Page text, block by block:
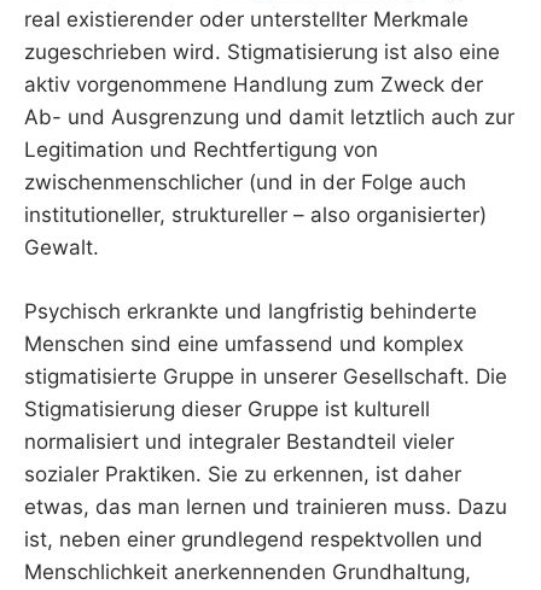
real existierender oder unterstellter Merkmale
zugeschrieben wird. Stigmatisierung ist also eine
aktiv vorgenommene Handlung zum Zweck der
Ab- und Ausgrenzung und damit letztlich auch zur
Legitimation und Rechtfertigung von
zwischenmenschlicher (und in der Folge auch
institutioneller, struktureller – also organisierter)
Gewalt.
Psychisch erkrankte und langfristig behinderte
Menschen sind eine umfassend und komplex
stigmatisierte Gruppe in unserer Gesellschaft. Die
Stigmatisierung dieser Gruppe ist kulturell
normalisiert und integraler Bestandteil vieler
sozialer Praktiken. Sie zu erkennen, ist daher
etwas, das man lernen und trainieren muss. Dazu
ist, neben einer grundlegend respektvollen und
Menschlichkeit anerkennenden Grundhaltung,